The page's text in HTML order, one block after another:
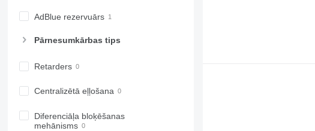
AdBlue rezervuārs
Pārnesumkārbas tips
Retarders
Centralizētā eļļošana
Diferenciāļa bloķēšanas
mehānisms